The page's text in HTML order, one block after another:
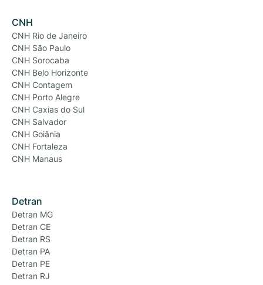
CNH
CNH Rio de Janeiro
CNH São Paulo
CNH Sorocaba
CNH Belo Horizonte
CNH Contagem
CNH Porto Alegre
CNH Caxias do Sul
CNH Salvador
CNH Goiânia
CNH Fortaleza
CNH Manaus
Detran
Detran MG
Detran CE
Detran RS
Detran PA
Detran PE
Detran RJ